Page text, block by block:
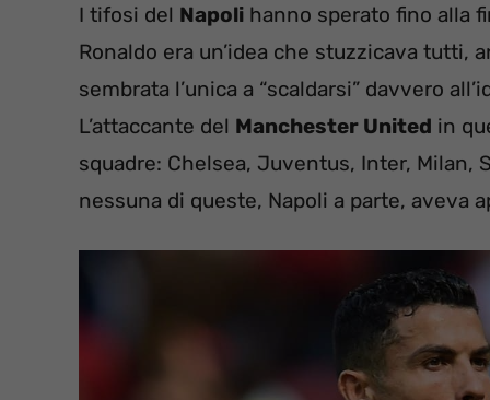
I tifosi del Napoli hanno sperato fino alla
Ronaldo era un’idea che stuzzicava tutti,
sembrata l’unica a “scaldarsi” davvero
L’attaccante del Manchester United in
squadre: Chelsea, Juventus, Inter, Milan,
nessuna di queste, Napoli a parte, aveva